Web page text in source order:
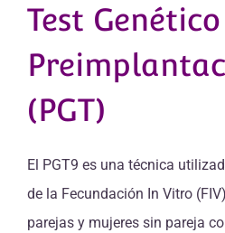
Test Genético
(PGT)
El PGT9 es una técnica
de la Fecundación In Vitro
parejas y mujeres sin pareja